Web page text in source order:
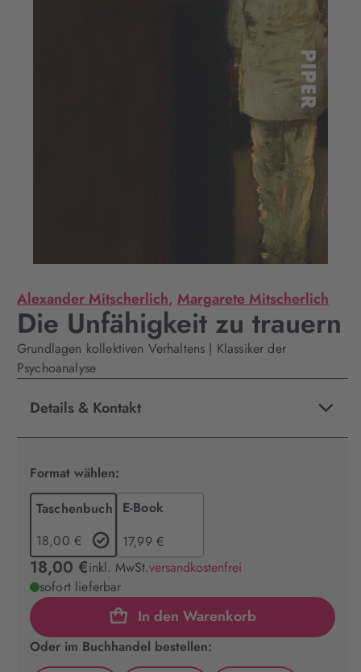
Alexander Mitscherlich, Margarete Mitscherlich
Die Unfähigkeit zu trauern
Grundlagen kollektiven Verhaltens | Klassiker der
Psychoanalyse
Details & Kontakt
Format wählen:
Taschenbuch
18,00 €
E-Book
17,99 €
18,00 €inkl. MwSt.versandkostenfrei
sofort lieferbar
In den Warenkorb
Oder im Buchhandel bestellen: